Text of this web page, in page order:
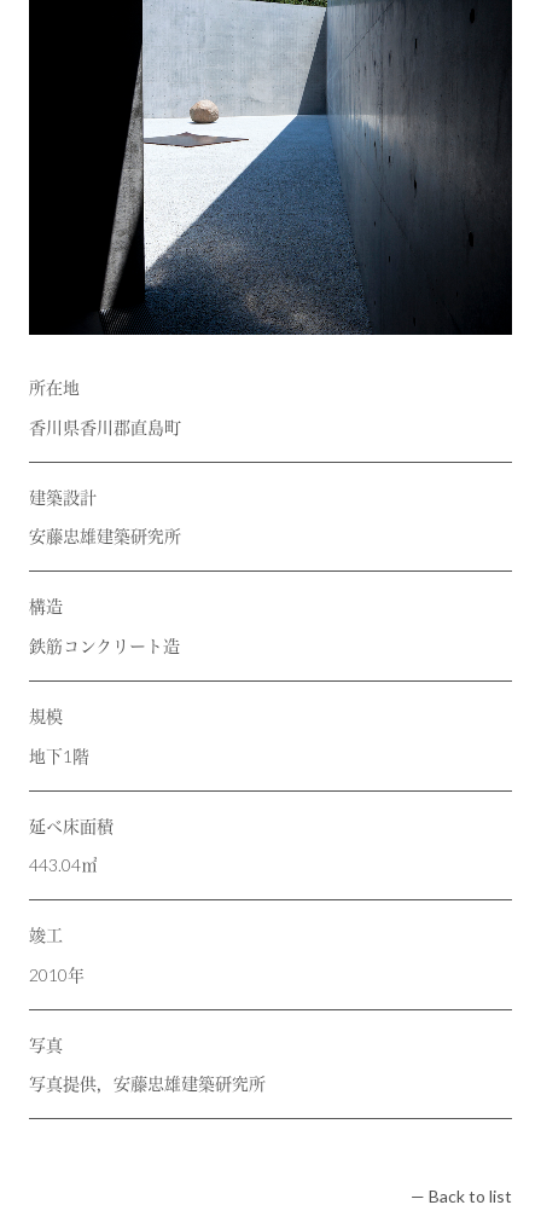
所在地
香川県香川郡直島町
建築設計
安藤忠雄建築研究所
構造
鉄筋コンクリート造
規模
地下1階
延べ床面積
443.04㎡
竣工
2010年
写真
写真提供，安藤忠雄建築研究所
— Back to list